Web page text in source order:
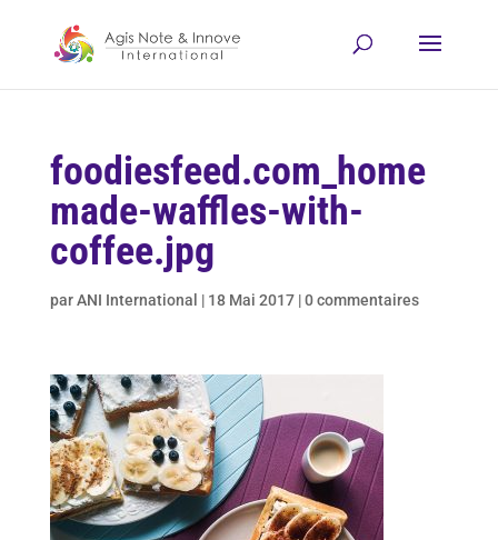
foodiesfeed.com_home
made-waffles-with-
coffee.jpg
parANI International | 18 Mai 2017|0 commentaires